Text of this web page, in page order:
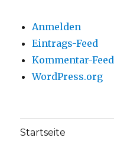
Anmelden
Eintrags-Feed
Kommentar-Feed
WordPress.org
Startseite